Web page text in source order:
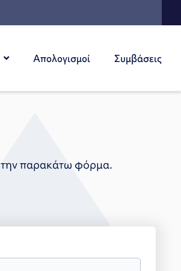
Απολογισμοί Συμβάσεις
την παρακάτω φόρμα.